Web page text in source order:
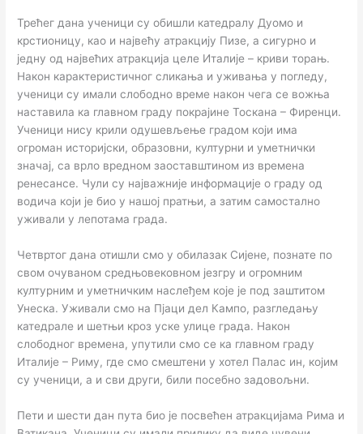
Трећег дана ученици су обишли катедралу Дуомо и
крстионицу, као и највећу атракцију Пизе, а сигурно и
једну од највећих атракција целе Италије – криви торањ.
Након карактеристичног сликања и уживања у погледу,
ученици су имали слободно време након чега се вожња
наставила ка главном граду покрајине Тоскана – Фиренци.
Ученици нису крили одушевљење градом који има
огроман историјски, образовни, културни и уметнички
значај, са врло вредном заоставштином из времена
ренесансе. Чули су најважније информације о граду од
водича који је био у нашој пратњи, а затим самостално
уживали у лепотама града.
Четвртог дана отишли смо у обилазак Сијене, познате по
свом очуваном средњовековном језгру и огромним
културним и уметничким наслеђем које је под заштитом
Унеска. Уживали смо на Пјаци дел Кампо, разгледању
катедрале и шетњи кроз уске улице града. Након
слободног времена, упутили смо се ка главном граду
Италије – Риму, где смо смештени у хотел Палас ин, којим
су ученици, а и сви други, били посебно задовољни.
Пети и шести дан пута био је посвећен атракцијама Рима и